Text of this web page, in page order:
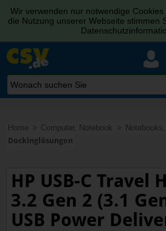
Wir verwenden nur notwendige
die Nutzung unserer Webseite stimmen
Home Computer, Notebook
Dockinglösungen
HP USB-C Travel
3.2 Gen 2 (3.1
USB Power